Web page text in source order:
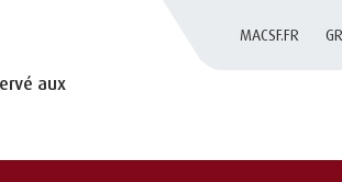
aux
MACSF.FR